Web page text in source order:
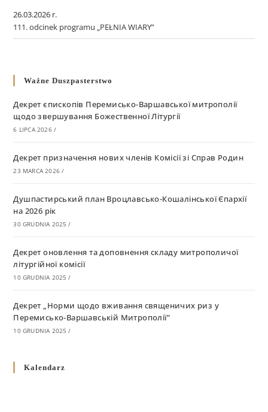
26.03.2026 r.
111. odcinek programu „PEŁNIA WIARY”
Ważne Duszpasterstwo
Декрет єпископів Перемисько-Варшавської митрополії
щодо звершування Божественної Літургії
6 LIPCA 2026 /
Декрет призначення нових членів Комісії зі Справ Родин
23 MARCA 2026 /
Душпастирський план Вроцлавсько-Кошалінської Єпархії
на 2026 рік
30 GRUDNIA 2025 /
Декрет оновлення та доповнення складу митрополичої
літургійної комісії
10 GRUDNIA 2025 /
Декрет „Норми щодо вживання священичих риз у
Перемисько-Варшавській Митрополії”
10 GRUDNIA 2025 /
григоріанським календарем
Kalendarz